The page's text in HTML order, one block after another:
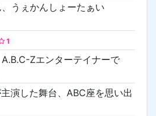
うぇかんしょーたぁい
1
Zエンターテイナーで
演した舞台、ABC座を思い出